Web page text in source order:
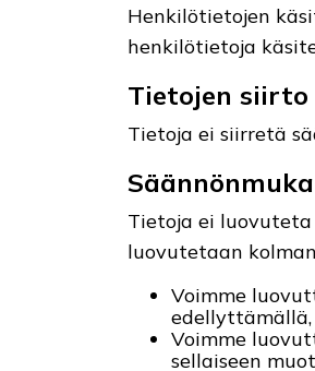
Henkilötietojen
henkilötietoja
Tietojen siirto
Tietoja ei siirretä
Tietoja ei
luovutetaan
Voimme
Voimme
sellaiseen